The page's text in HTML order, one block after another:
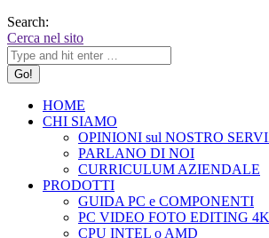
Search:
Cerca nel sito
HOME
CHI SIAMO
OPINIONI sul NOSTRO
PARLANO DI NOI
CURRICULUM AZIENDALE
PRODOTTI
GUIDA PC e COMPONENTI
PC VIDEO FOTO EDITING 4K
CPU INTEL o AMD